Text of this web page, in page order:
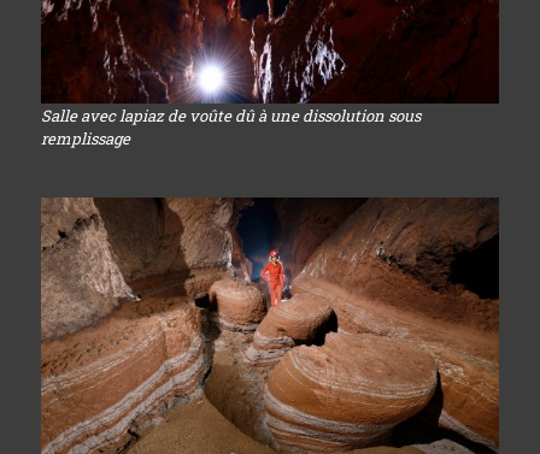
Salle avec lapiaz de voûte dû à une dissolution sous
remplissage